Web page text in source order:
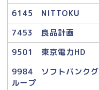
6145 NITTOKU
7453 良品計画
9501 東京電力HD
9984 ソフトバンクグ
ループ